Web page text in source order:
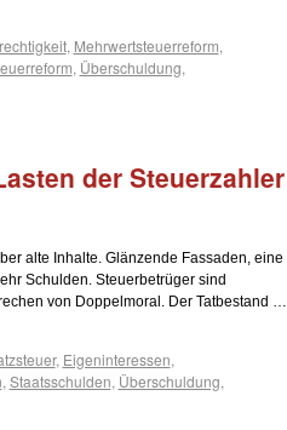
, Mehrwertsteuerreform,
, Überschuldung,
der Steuerzahler
alte Inhalte. Glänzende Fassaden, eine
Schulden. Steuerbetrüger sind
von Doppelmoral. Der Tatbestand …
, Eigeninteressen,
, Staatsschulden, Überschuldung,